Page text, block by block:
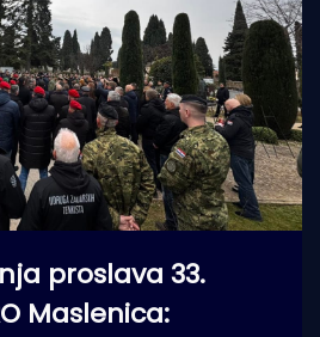
proslava 33.
Maslenica: